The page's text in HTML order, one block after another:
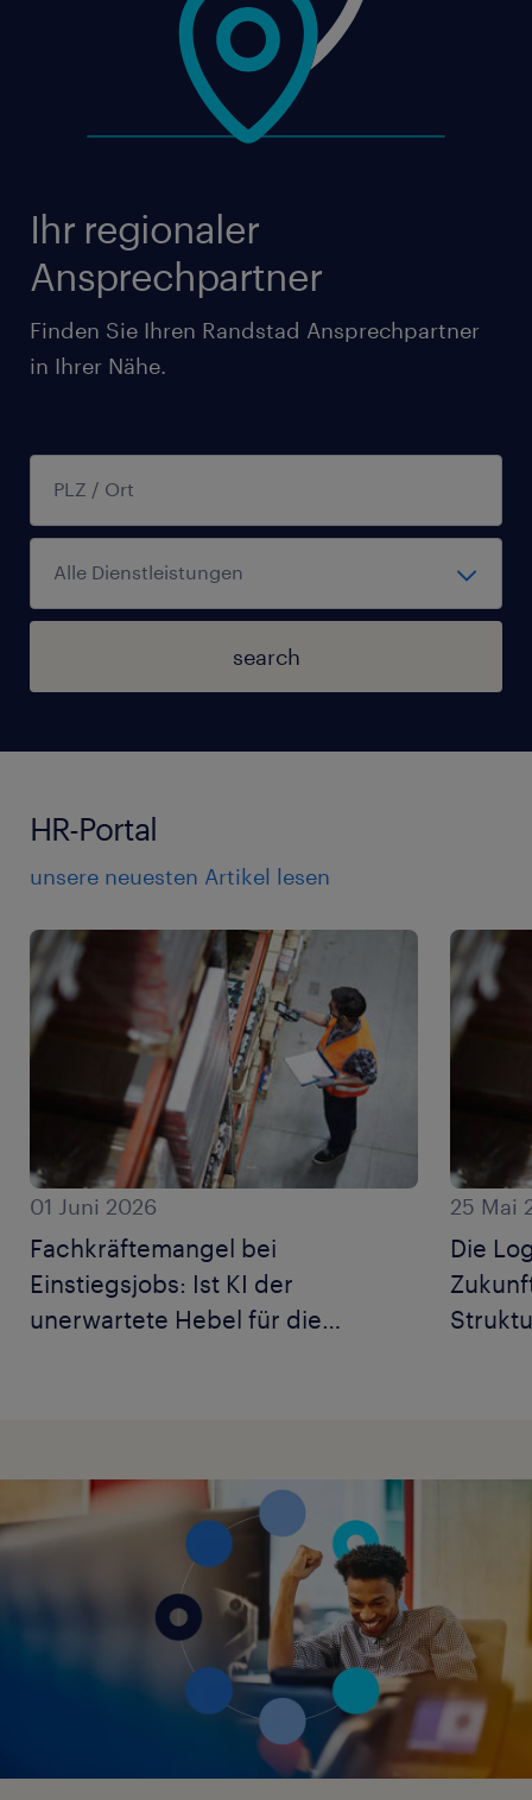
Ihr regionaler
Ansprechpartner
Finden Sie Ihren Randstad Ansprechpartner
in Ihrer Nähe.
search
HR-Portal
unsere neuesten Artikel lesen
01 Juni 2026
Fachkräftemangel bei
Einstiegsjobs: Ist KI der
unerwartete Hebel für die
25 Mai
Die